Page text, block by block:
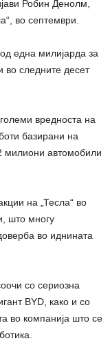
Робин Денолм,
во септември.
една милијарда за
во следните десет
вредноста на
базирани на
милиони автомобили
на „Тесла“ во
што многу
во иднината
со сериозна
BYD, како и со
во компанија што се